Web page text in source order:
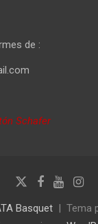
de :
Schafer
Basquet Tema